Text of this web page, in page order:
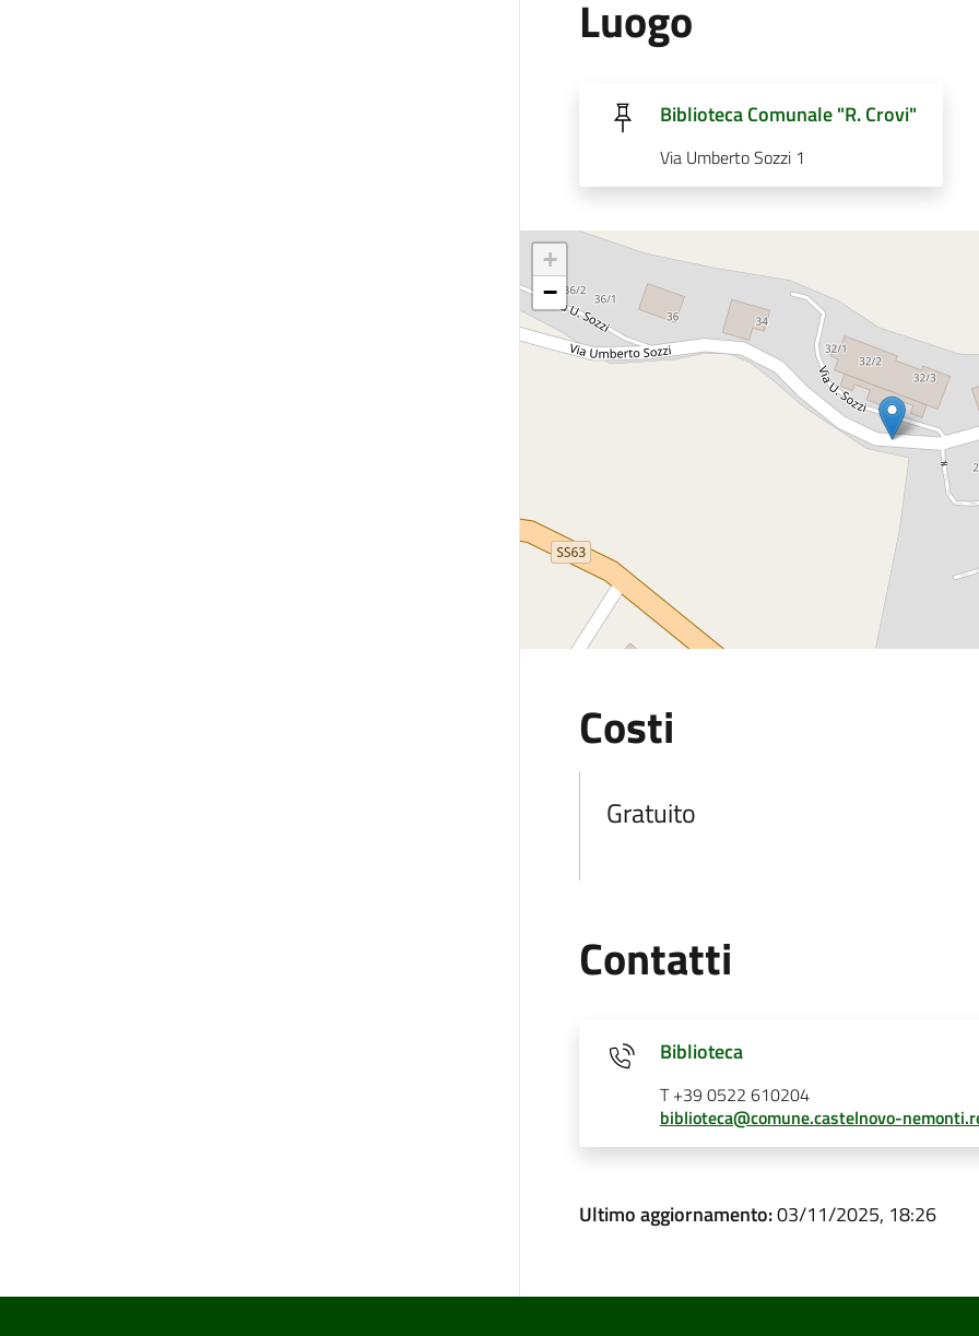
Luogo
Biblioteca Comunale "R. Crovi"
Via Umberto Sozzi 1
+
−
Costi
Gratuito
Contatti
Biblioteca
T +39 0522 610204
biblioteca@comune.castelnovo-
Ultimo aggiornamento:03/11/2025, 18:26